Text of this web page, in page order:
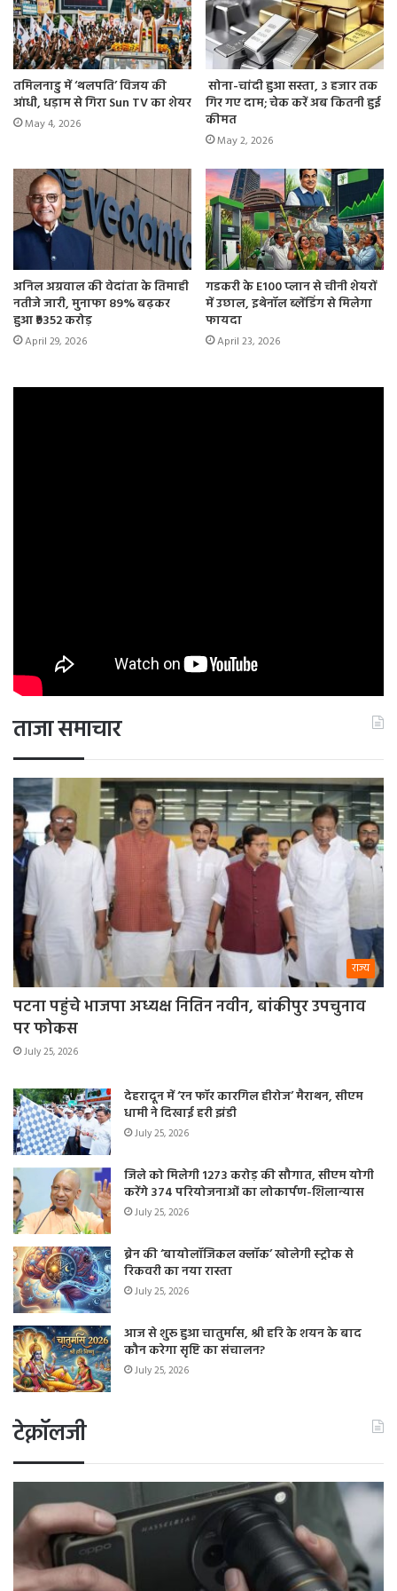
तमिलनाडु में ‘थलपति’ विजय की
आंधी, धड़ाम से गिरा Sun TV का शेयर
May 4, 2026
सोना-चांदी हुआ सस्ता, 3 हजार तक
गिर गए दाम; चेक करें अब कितनी हुई
कीमत
May 2, 2026
अनिल अग्रवाल की वेदांता के तिमाही
नतीजे जारी, मुनाफा 89% बढ़कर
हुआ ₹9352 करोड़
April 29, 2026
गडकरी के E100 प्लान से चीनी शेयरों
में उछाल, इथेनॉल ब्लेंडिंग से मिलेगा
फायदा
April 23, 2026
ताजा समाचार
राज्य
पटना पहुंचे भाजपा अध्यक्ष नितिन नवीन, बांकीपुर उपचुनाव
पर फोकस
July 25, 2026
देहरादून में ‘रन फॉर कारगिल हीरोज’ मैराथन, सीएम
धामी ने दिखाई हरी झंडी
July 25, 2026
जिले को मिलेगी 1273 करोड़ की सौगात, सीएम योगी
करेंगे 374 परियोजनाओं का लोकार्पण-शिलान्यास
July 25, 2026
ब्रेन की ‘बायोलॉजिकल क्लॉक’ खोलेगी स्ट्रोक से
रिकवरी का नया रास्ता
July 25, 2026
आज से शुरू हुआ चातुर्मास, श्री हरि के शयन के बाद
कौन करेगा सृष्टि का संचालन?
July 25, 2026
टेक्नॉलजी